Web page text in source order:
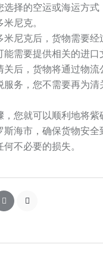
选择的空运或海运方
尼克。
米尼克后，货物需要
需要提供相关的进口
后，货物将通过物流
服务，您不需要再为
，您就可以顺利地将
斯海市，确保货物安
不必要的损失。